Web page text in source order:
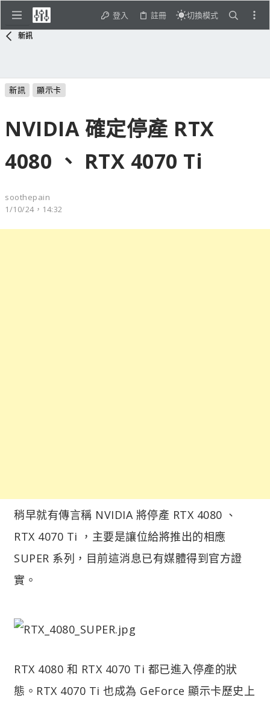
登入 註冊 切換模式
新訊
新訊 顯示卡
NVIDIA 確定停產 RTX
4080 、 RTX 4070 Ti
soothepain
1/10/24，14:32
稍早就有傳言稱 NVIDIA 將停產 RTX 4080 、
RTX 4070 Ti ，主要是讓位給將推出的相應
SUPER 系列，目前這消息已有媒體得到官方證
實。
RTX 4080 和 RTX 4070 Ti 都已進入停產的狀
態。RTX 4070 Ti 也成為 GeForce 顯示卡歷史上